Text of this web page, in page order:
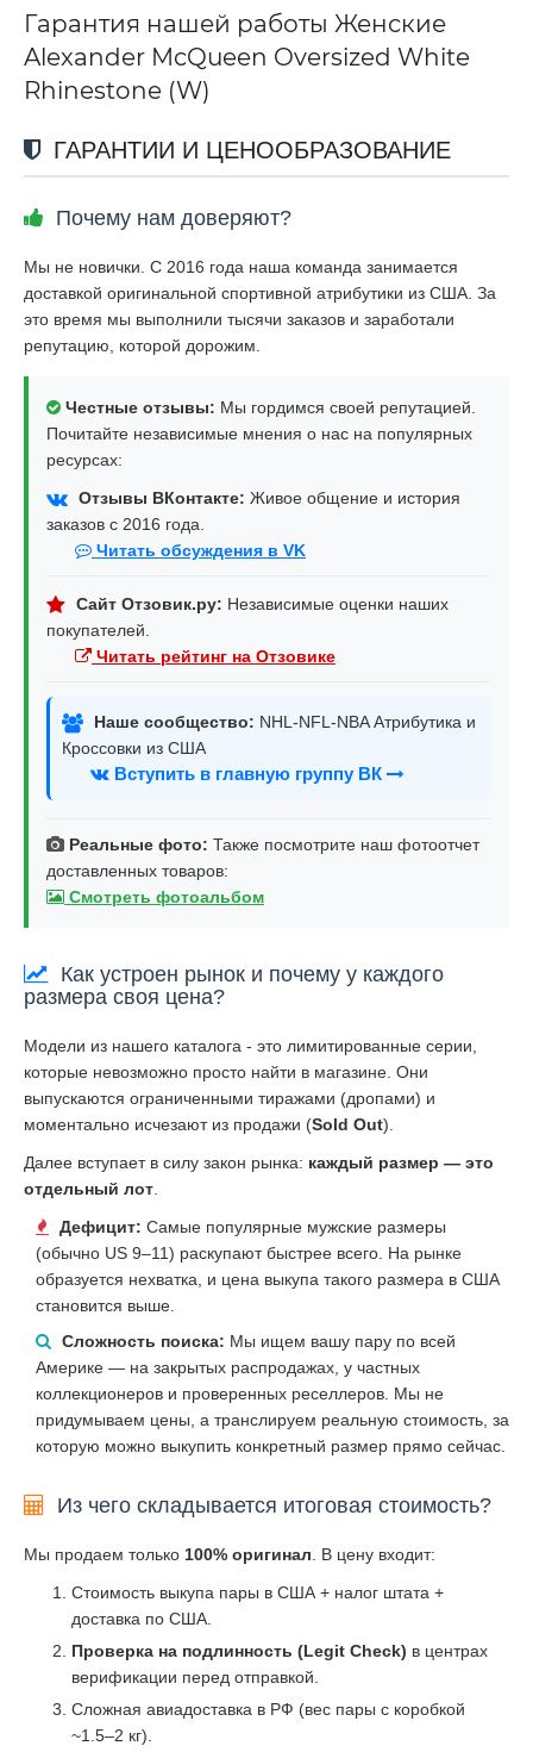
Гарантия нашей работы Женские
Alexander McQueen Oversized White
Rhinestone (W)
ГАРАНТИИ И ЦЕНООБРАЗОВАНИЕ
Почему нам доверяют?
Мы не новички. С 2016 года наша команда занимается
доставкой оригинальной спортивной атрибутики из США. За
это время мы выполнили тысячи заказов и заработали
репутацию, которой дорожим.
Честные отзывы: Мы гордимся своей репутацией.
Почитайте независимые мнения о нас на популярных
ресурсах:
Отзывы ВКонтакте: Живое общение и история
заказов с 2016 года.
Читать обсуждения в VK
Сайт Отзовик.ру: Независимые оценки наших
покупателей.
Читать рейтинг на Отзовике
Наше сообщество: NHL-NFL-NBA Атрибутика и
Кроссовки из США
Вступить в главную группу ВК
Реальные фото: Также посмотрите наш фотоотчет
доставленных товаров:
Смотреть фотоальбом
Как устроен рынок и почему у каждого
размера своя цена?
Модели из нашего каталога - это лимитированные серии,
которые невозможно просто найти в магазине. Они
выпускаются ограниченными тиражами (дропами) и
моментально исчезают из продажи (Sold Out).
Далее вступает в силу закон рынка: каждый размер — это
отдельный лот
Дефицит: Самые популярные мужские размеры
(обычно US 9–11) раскупают быстрее всего. На рынке
образуется нехватка, и цена выкупа такого размера в США
становится выше.
Сложность поиска: Мы ищем вашу пару по всей
Америке — на закрытых распродажах, у частных
коллекционеров и проверенных реселлеров. Мы не
придумываем цены, а транслируем реальную стоимость, за
которую можно выкупить конкретный размер прямо сейчас.
Из чего складывается итоговая стоимость?
Мы продаем только 100% оригинал . В цену входит:
Стоимость выкупа пары в США + налог штата +
доставка по США.
Проверка на подлинность (Legit Check) в центрах
верификации перед отправкой.
Сложная авиадоставка в РФ (вес пары с коробкой
~1.5–2 кг).